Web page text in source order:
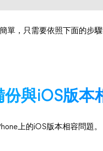
單，只需要依照下面的步
與iOS版本
上的iOS版本相容問題。